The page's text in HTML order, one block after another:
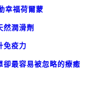
幸福荷爾蒙
然潤滑劑
免疫力
卻最容易被忽略的療癒